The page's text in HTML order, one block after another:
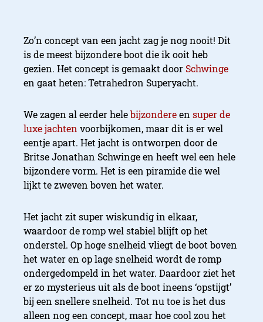
Zo’n concept van een jacht zag je nog nooit! Dit
is de meest bijzondere boot die ik ooit heb
gezien. Het concept is gemaakt doorSchwinge
en gaat heten: Tetrahedron Superyacht.
We zagen al eerder helebijzondereen super de
luxe jachten voorbijkomen, maar dit is er wel
eentje apart. Het jacht is ontworpen door de
Britse Jonathan Schwinge en heeft wel een hele
bijzondere vorm. Het is een piramide die wel
lijkt te zweven boven het water.
Het jacht zit super wiskundig in elkaar,
waardoor de romp wel stabiel blijft op het
onderstel. Op hoge snelheid vliegt de boot boven
het water en op lage snelheid wordt de romp
ondergedompeld in het water. Daardoor ziet het
er zo mysterieus uit als de boot ineens ‘opstijgt’
bij een snellere snelheid. Tot nu toe is het dus
alleen nog een concept, maar hoe cool zou het